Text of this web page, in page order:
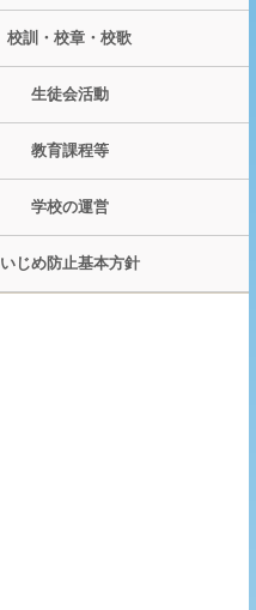
校訓・校章・校歌
生徒会活動
教育課程等
学校の運営
いじめ防止基本方針